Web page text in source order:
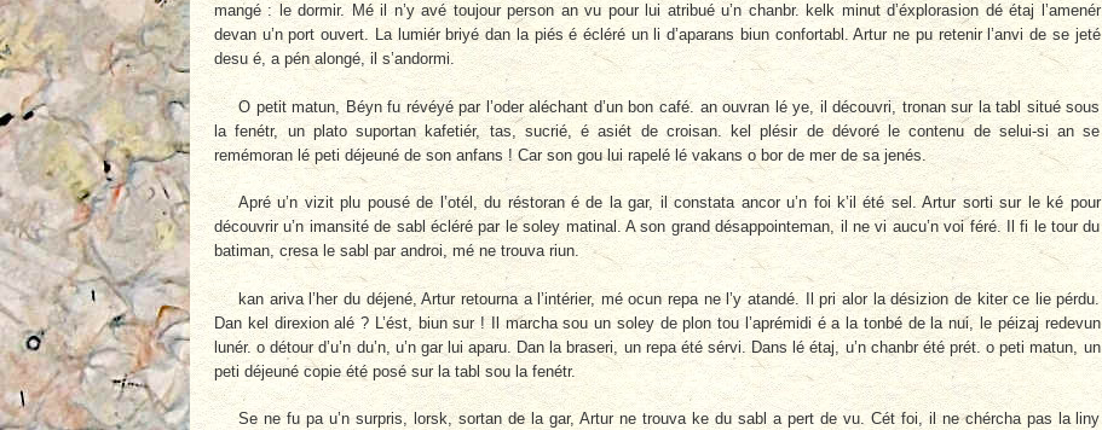
mangé : le dormir. Mé il n’y avé toujour person an vu pour lui atribué u’n chanbr. kelk minut d’éxplorasion dé étaj l’amenér
devan u’n port ouvert. La lumiér briyé dan la piés é écléré un li d’aparans biun confortabl. Artur ne pu retenir l’anvi de se jeté
desu é, a pén alongé, il s’andormi.
O petit matun, Béyn fu révéyé par l’oder aléchant d’un bon café. an ouvran lé ye, il découvri, tronan sur la tabl situé sous
la fenétr, un plato suportan kafetiér, tas, sucrié, é asiét de croisan. kel plésir de dévoré le contenu de selui-si an se
remémoran lé peti déjeuné de son anfans ! Car son gou lui rapelé lé vakans o bor de mer de sa jenés.
Apré u’n vizit plu pousé de l’otél, du réstoran é de la gar, il constata ancor u’n foi k’il été sel. Artur sorti sur le ké pour
découvrir u’n imansité de sabl écléré par le soley matinal. A son grand désappointeman, il ne vi aucu’n voi féré. Il fi le tour du
batiman, cresa le sabl par androi, mé ne trouva riun.
kan ariva l’her du déjené, Artur retourna a l’intérier, mé ocun repa ne l’y atandé. Il pri alor la désizion de kiter ce lie pérdu.
Dan kel direxion alé ? L’ést, biun sur ! Il marcha sou un soley de plon tou l’aprémidi é a la tonbé de la nui, le péizaj redevun
lunér. o détour d’u’n du’n, u’n gar lui aparu. Dan la braseri, un repa été sérvi. Dans lé étaj, u’n chanbr été prét. o peti matun, un
peti déjeuné copie été posé sur la tabl sou la fenétr.
Se ne fu pa u’n surpris, lorsk, sortan de la gar, Artur ne trouva ke du sabl a pert de vu. Cét foi, il ne chércha pas la liny